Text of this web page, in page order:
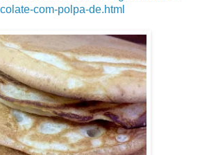
com-polpa-de.html